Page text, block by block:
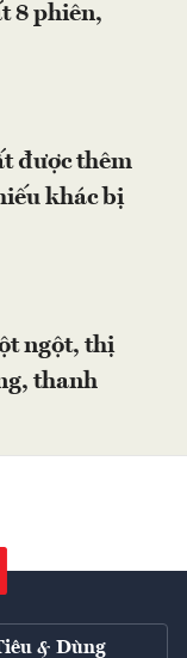
8 phiên,
được thêm
khác bị
ngột, thị
thanh
& Dùng